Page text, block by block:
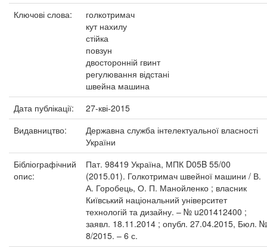
Ключові слова:
голкотримач
кут нахилу
стійка
повзун
двосторонній гвинт
регулювання відстані
швейна машина
Дата публікації:
27-кві-2015
Видавництво:
Державна служба інтелектуальної власності
України
Бібліографічний
опис:
Пат. 98419 Україна, МПК D05B 55/00
(2015.01). Голкотримач швейної машини / В.
А. Горобець, О. П. Манойленко ; власник
Київський національний університет
технологій та дизайну. – № u201412400 ;
заявл. 18.11.2014 ; опубл. 27.04.2015, Бюл. №
8/2015. – 6 с.